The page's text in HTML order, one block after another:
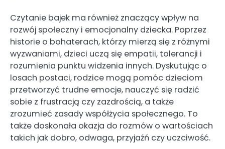
Czytanie bajek ma również znaczący wpływ na
rozwój społeczny i emocjonalny dziecka. Poprzez
historie o bohaterach, którzy mierzą się z różnymi
wyzwaniami, dzieci uczą się empatii, tolerancji i
rozumienia punktu widzenia innych. Dyskutując o
losach postaci, rodzice mogą pomóc dzieciom
przetworzyć trudne emocje, nauczyć się radzić
sobie z frustracją czy zazdrością, a także
zrozumieć zasady współżycia społecznego. To
także doskonała okazja do rozmów o wartościach
takich jak dobro, odwaga, przyjaźń czy uczciwość.